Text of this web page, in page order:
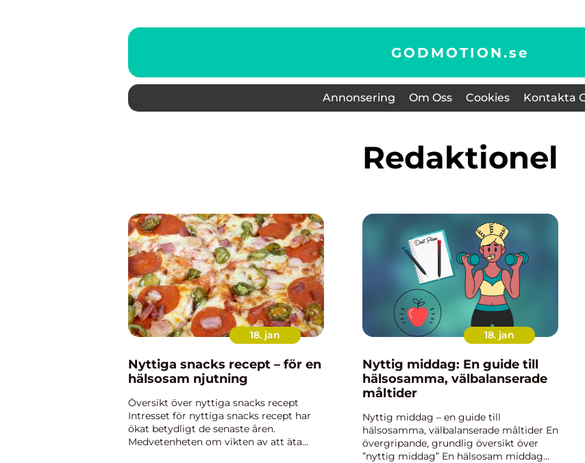
GODMOTION.se
Annonsering Om Oss Cookies Kontakta
redaktionel
18. jan
Nyttiga snacks recept – för en
hälsosam njutning
Översikt över nyttiga snacks recept
Intresset för nyttiga snacks recept har
ökat betydligt de senaste åren.
Medvetenheten om vikten av att äta
18. jan
Nyttig middag: En guide till
hälsosamma, välbalanserade
måltider
Nyttig middag – en guide till
hälsosamma, välbalanserade måltider En
övergripande, grundlig översikt över
”nyttig middag” En hälsosam middag